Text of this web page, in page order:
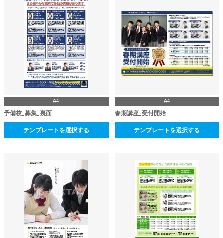
A4
予備校_募集_裏面
テンプレートを選択する
A4
春期講座_受付開始
テンプレートを選択する